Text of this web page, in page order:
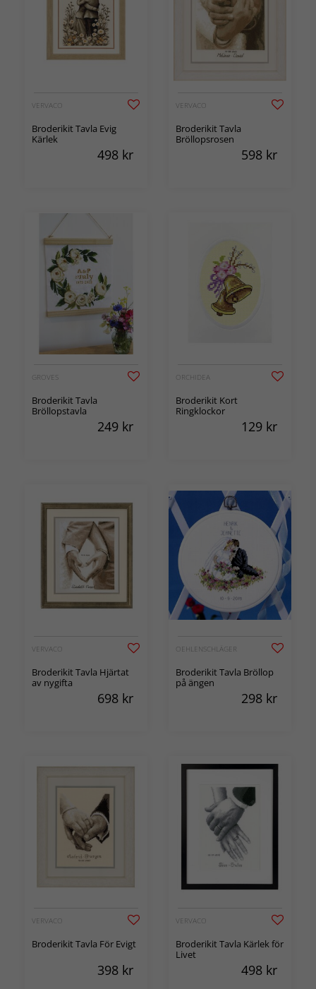
VERVACO
Broderikit Tavla Evig
Kärlek
498 kr
VERVACO
Broderikit Tavla
Bröllopsrosen
598 kr
GROVES
Broderikit Tavla
Bröllopstavla
249 kr
ORCHIDEA
Broderikit Kort
Ringklockor
129 kr
VERVACO
Broderikit Tavla Hjärtat
av nygifta
698 kr
OEHLENSCHLÄGER
Broderikit Tavla Bröllop
på ängen
298 kr
VERVACO
Broderikit Tavla För Evigt
398 kr
VERVACO
Broderikit Tavla Kärlek för
Livet
498 kr